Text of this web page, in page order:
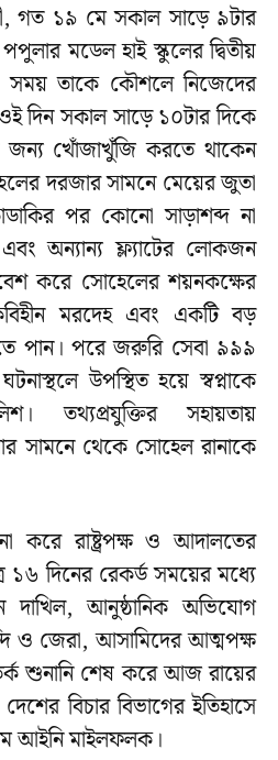
গত ১৯ মে সকাল সাড়ে ৯টার
মডেল হাই স্কুলের দ্বিতীয়
এ সময় তাকে কৌশলে নিজেদের
দিন সকাল সাড়ে ১০টার দিকে
জন্য খোঁজাখুঁজি করতে থাকেন
দরজার সামনে মেয়ের জুতা
পর কোনো সাড়াশব্দ না
এবং অন্যান্য ফ্ল্যাটের লোকজন
করে সোহেলের শয়নকক্ষের
মরদেহ এবং একটি বড়
পান। পরে জরুরি সেবা ৯৯৯
উপস্থিত হয়ে স্বপ্নাকে
তথ্যপ্রযুক্তির সহায়তায়
সামনে থেকে সোহেল রানাকে
করে রাষ্ট্রপক্ষ ও আদালতের
১৬ দিনের রেকর্ড সময়ের মধ্যে
দাখিল, আনুষ্ঠানিক অভিযোগ
ও জেরা, আসামিদের আত্মপক্ষ
শুনানি শেষ করে আজ রায়ের
বিচার বিভাগের ইতিহাসে
আইনি মাইলফলক।